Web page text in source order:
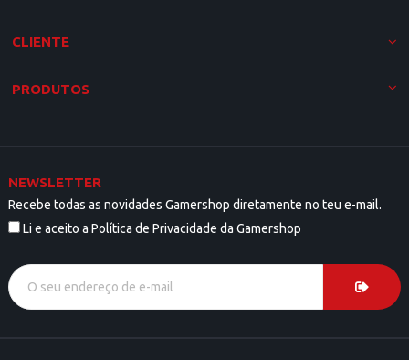
CLIENTE
PRODUTOS
NEWSLETTER
Recebe todas as novidades Gamershop diretamente no teu e-mail.
Li e aceito a Política de Privacidade da Gamershop